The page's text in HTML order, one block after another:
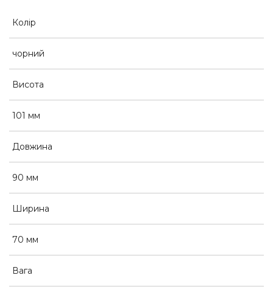
Колір
чорний
Висота
101 мм
Довжина
90 мм
Ширина
70 мм
Вага